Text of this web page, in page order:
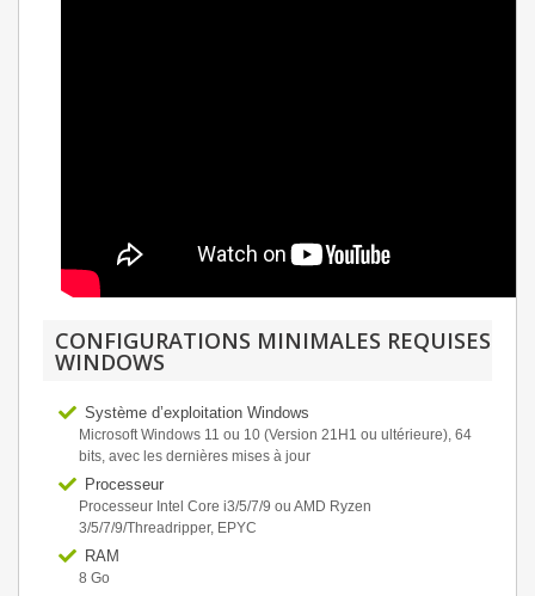
CONFIGURATIONS MINIMALES REQUISES
WINDOWS
Système d’exploitation Windows
Microsoft Windows 11 ou 10 (Version 21H1 ou ultérieure), 64
bits, avec les dernières mises à jour
Processeur
Processeur Intel Core i3/5/7/9 ou AMD Ryzen
3/5/7/9/Threadripper, EPYC
RAM
8 Go